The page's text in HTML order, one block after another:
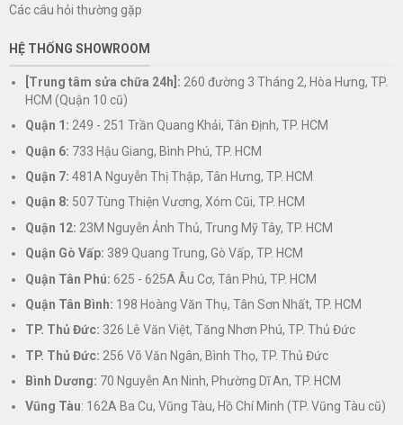
Các câu hỏi thường gặp
HỆ THỐNG SHOWROOM
[Trung tâm sửa chữa 24h]: 260 đường 3 Tháng 2, Hòa Hưng, TP.
HCM (Quận 10 cũ)
Quận 1: 249 - 251 Trần Quang Khải, Tân Định, TP. HCM
Quận 6: 733 Hậu Giang, Bình Phú, TP. HCM
Quận 7: 481A Nguyễn Thị Thập, Tân Hưng, TP. HCM
Quận 8: 507 Tùng Thiện Vương, Xóm Cũi, TP. HCM
Quận 12: 23M Nguyễn Ảnh Thủ, Trung Mỹ Tây, TP. HCM
Quận Gò Vấp: 389 Quang Trung, Gò Vấp, TP. HCM
Quận Tân Phú: 625 - 625A Âu Cơ, Tân Phú, TP. HCM
Quận Tân Bình: 198 Hoàng Văn Thụ, Tân Sơn Nhất, TP. HCM
TP. Thủ Đức: 326 Lê Văn Việt, Tăng Nhơn Phú, TP. Thủ Đức
TP. Thủ Đức: 256 Võ Văn Ngân, Bình Thọ, TP. Thủ Đức
Bình Dương: 70 Nguyễn An Ninh, Phường Dĩ An, TP. HCM
Vũng Tàu: 162A Ba Cu, Vũng Tàu, Hồ Chí Minh (TP. Vũng Tàu cũ)